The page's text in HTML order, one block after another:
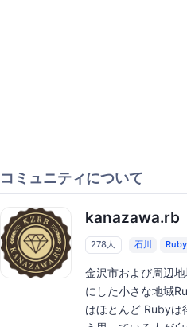
コミュニティについて
kanazawa.rb
278人 石川 Ruby
金沢市および周辺
にした小さな地域
はほとんど Rubyは